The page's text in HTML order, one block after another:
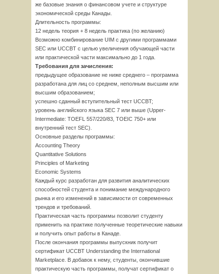
же базовые знания о финансовом учете и структуре
экономической среды Канады.
Длительность программы:
12 недель теория + 8 недель практика (по желанию)
Возможно комбинирование UIM с другими программами
SEC или UCCBT с целью увеличения обучающей части
или практической части максимально до 1 года.
Требования для зачисления:
предыдущее образование не ниже среднего – программа
разработана для лиц со среднем, неполным высшим или
высшим образованием;
успешно сданный вступительный тест UCCBT;
уровень английского языка SEC 7 или выше (Upper-
Intermediate: TOEFL 557/220/83, TOEIC 750+ или
внутренний тест SEC).
Основные разделы программы:
Accounting Theory
Quantitative Solutions
Principles of Marketing
Economic Systems
Каждый курс разработан для развития аналитических
способностей студента и понимание международного
рынка и его изменений в зависимости от современных
трендов и требований.
Практическая часть программы позволит студенту
применить на практике полученные теоретические навыки
и получить опыт работы в Канаде.
После окончания программы выпускник получит
сертификат UCCBT Understanding the International
Marketplace. В добавок к нему, студенты, окончившие
практическую часть программы, получат сертификат о